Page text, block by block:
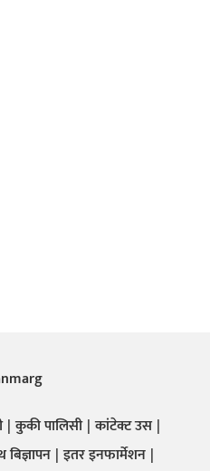
कुकी पालिसी कांटेक्ट उस
बिज्ञापन इतर इनफार्मेशन